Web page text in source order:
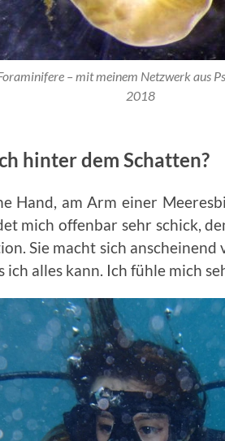
– mit meinem Netzwerk aus
2018
hinter dem Schatten?
Hand, am Arm einer
mich offenbar sehr schick,
Sie macht sich anscheinend
ich alles kann. Ich fühle mich